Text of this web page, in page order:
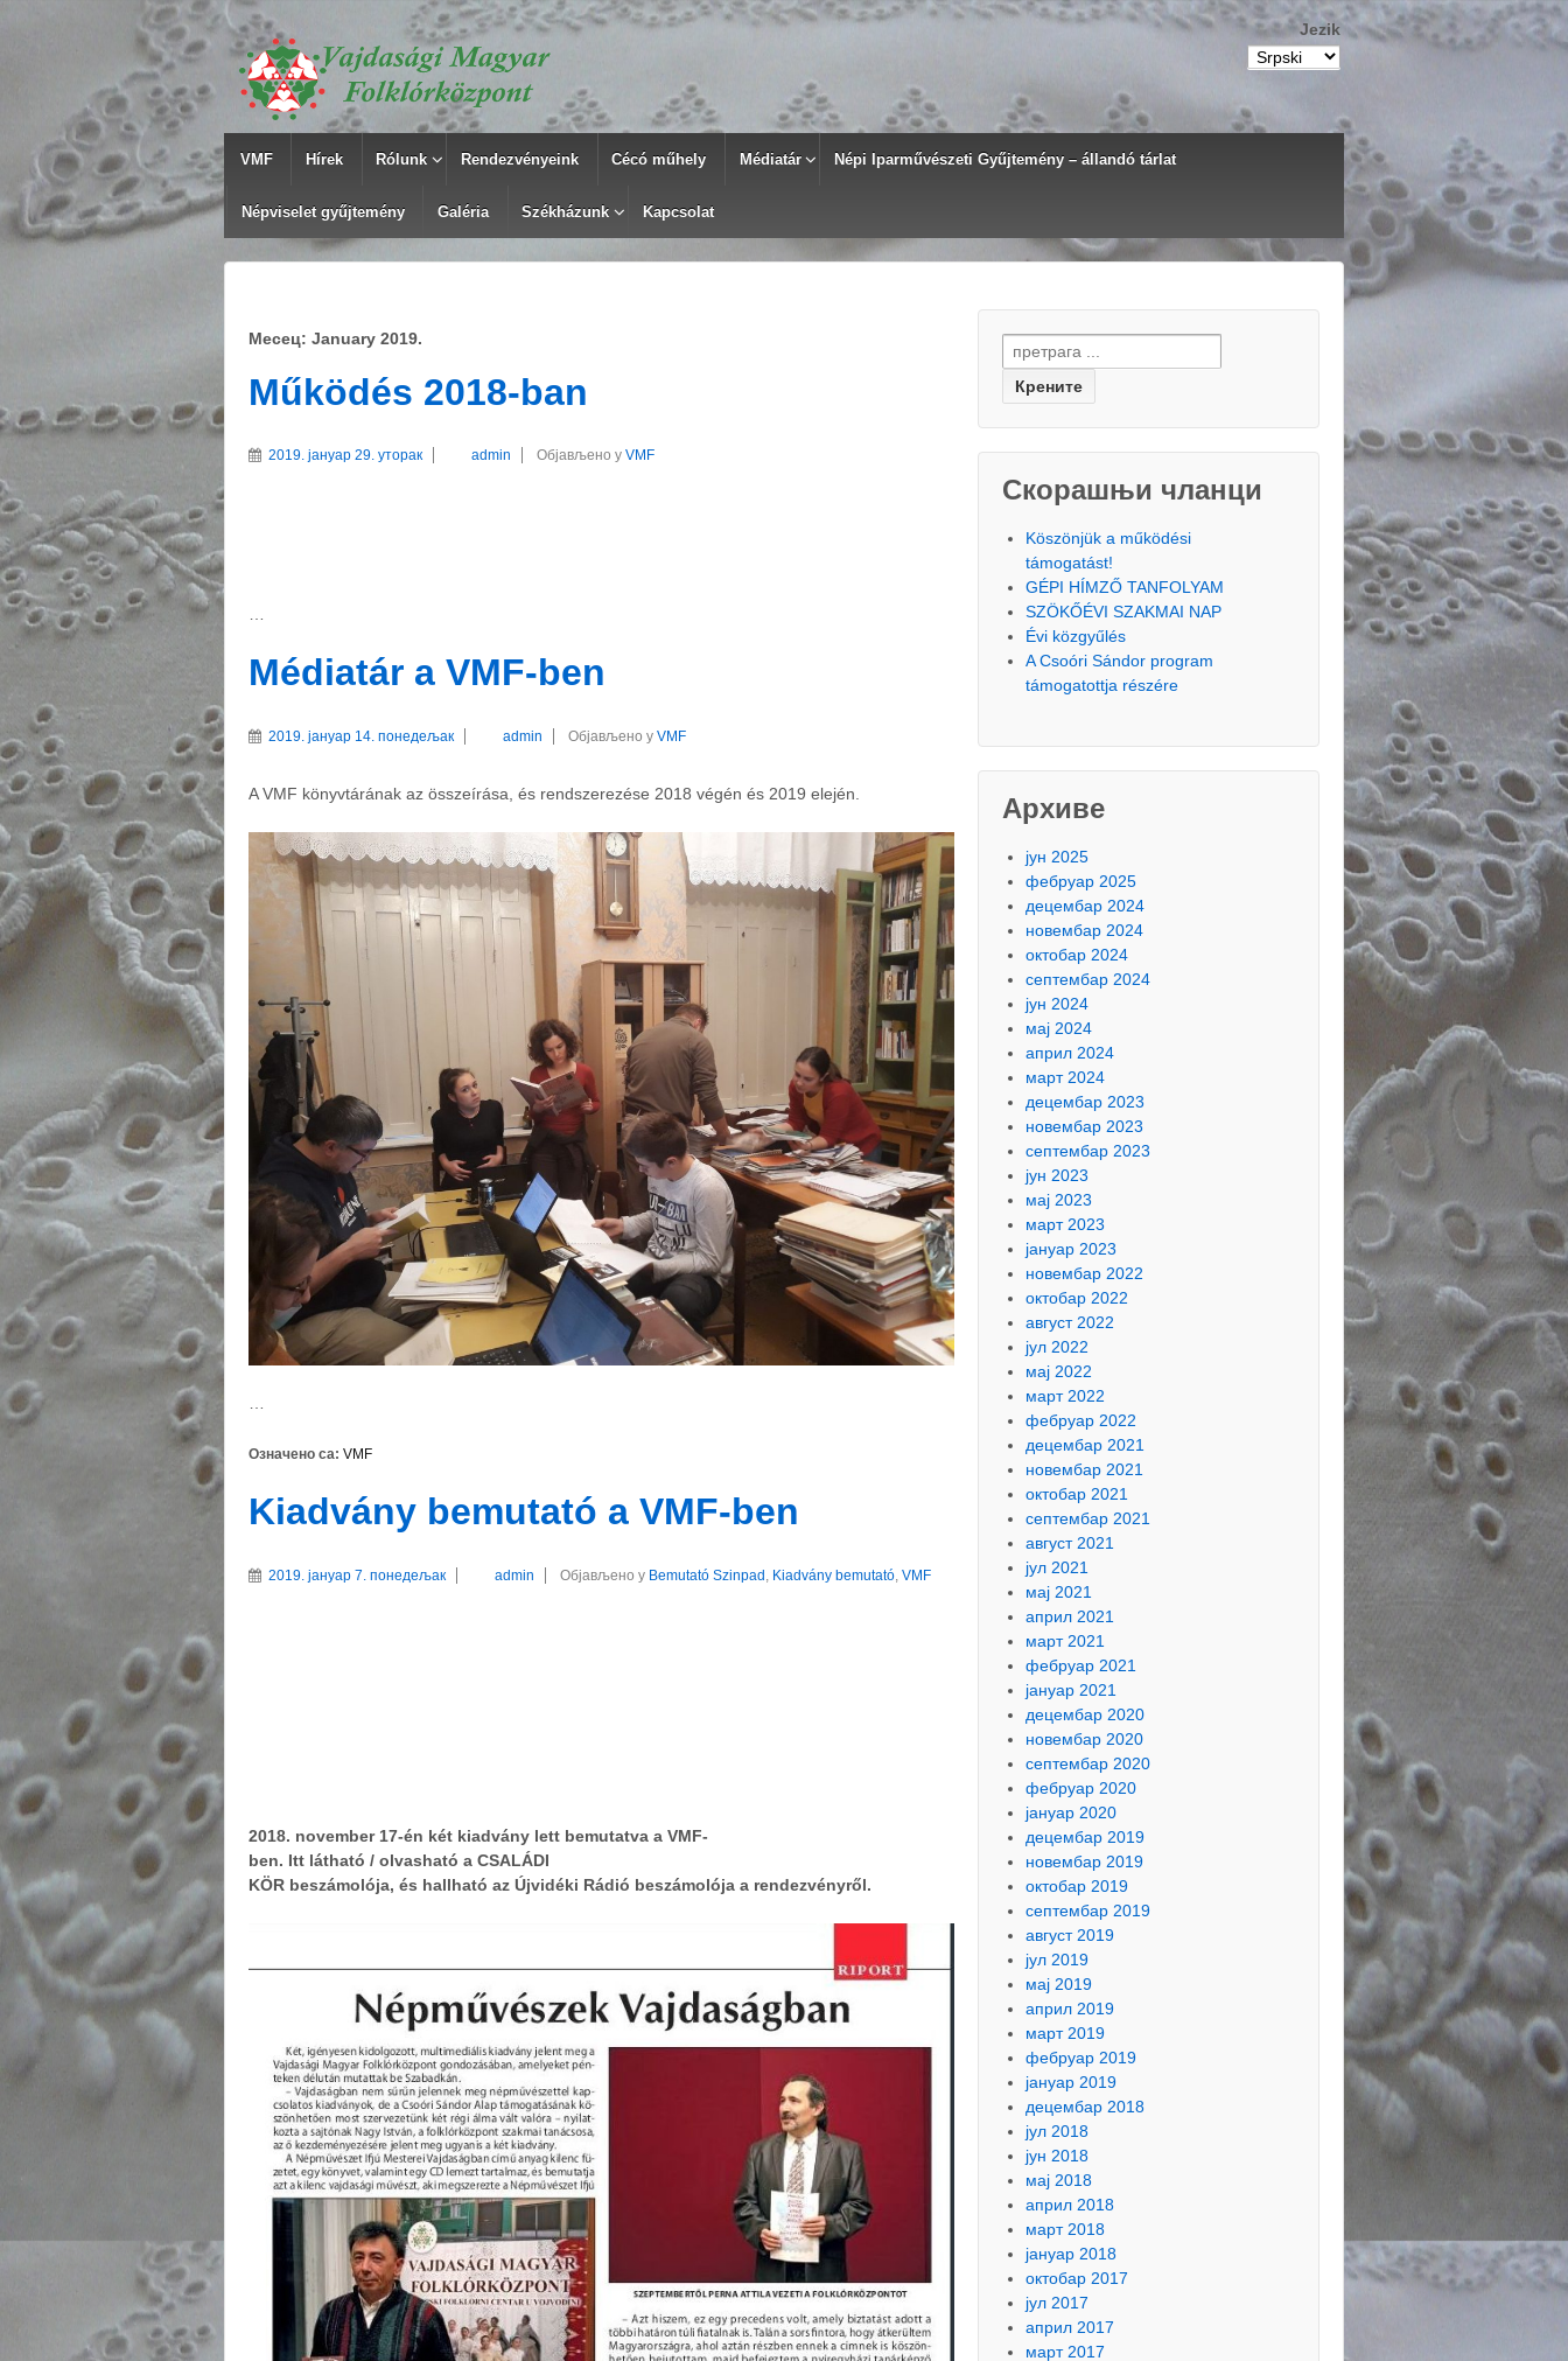
Jezik
VMF Hírek Rólunk Rendezvényeink Cécó műhely Médiatár Népi Iparművészeti Gyűjtemény – állandó tárlat
Népviselet gyűjtemény Galéria Székházunk Kapcsolat
Месец: January 2019.
Működés 2018-ban
2019. јануар 29. уторак admin Објављено у VMF
…
Médiatár a VMF-ben
2019. јануар 14. понедељак admin Објављено у VMF
A VMF könyvtárának az összeírása, és rendszerezése 2018 végén és 2019 elején.
…
Означено са: VMF
Kiadvány bemutató a VMF-ben
2019. јануар 7. понедељак admin Објављено у Bemutató Szinpad , Kiadvány bemutató, VMF
2018. november 17-én két kiadvány lett bemutatva a VMF-
ben. Itt látható / olvasható a CSALÁDI
KÖR beszámolója, és hallható az Újvidéki Rádió beszámolója a rendezvényről.
Search for:
Скорашњи чланци
Köszönjük a működési
támogatást!
GÉPI HÍMZŐ TANFOLYAM
SZÖKŐÉVI SZAKMAI NAP
Évi közgyűlés
A Csoóri Sándor program
támogatottja részére
Архиве
јун 2025
фебруар 2025
децембар 2024
новембар 2024
октобар 2024
септембар 2024
јун 2024
мај 2024
април 2024
март 2024
децембар 2023
новембар 2023
септембар 2023
јун 2023
мај 2023
март 2023
јануар 2023
новембар 2022
октобар 2022
август 2022
јул 2022
мај 2022
март 2022
фебруар 2022
децембар 2021
новембар 2021
октобар 2021
септембар 2021
август 2021
јул 2021
мај 2021
април 2021
март 2021
фебруар 2021
јануар 2021
децембар 2020
новембар 2020
септембар 2020
фебруар 2020
јануар 2020
децембар 2019
новембар 2019
октобар 2019
септембар 2019
август 2019
јул 2019
мај 2019
април 2019
март 2019
фебруар 2019
јануар 2019
децембар 2018
јул 2018
јун 2018
мај 2018
април 2018
март 2018
јануар 2018
октобар 2017
јул 2017
април 2017
март 2017